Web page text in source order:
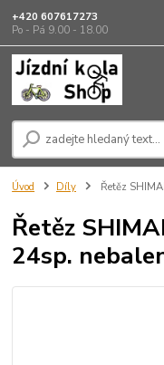
+420 607617273
Po - Pá 9.00 - 18.00
Úvod Díly Řetěz
Řetěz
24sp.